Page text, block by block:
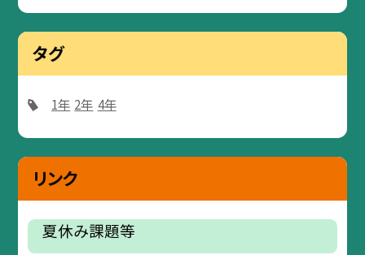
タグ
1年 2年 4年
リンク
夏休み課題等